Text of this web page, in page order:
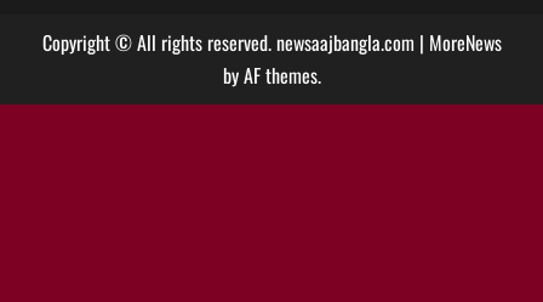
Copyright © All rights reserved. newsaajbangla.com | MoreNews
by AF themes.